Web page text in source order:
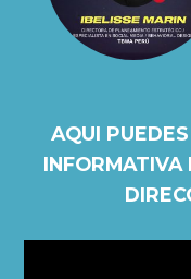
AQUI
INFORMATIVA